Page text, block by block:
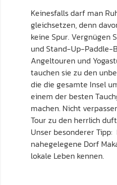
Keinesfalls darf man
gleichsetzen, denn
keine Spur. Vergnügen
und Stand-Up-Paddle-
Angeltouren und
tauchen sie zu den
die die gesamte Insel
einem der besten
machen. Nicht
Tour zu den herrlich
Unser besonderer Tipp:
nahegelegene Dorf
lokale Leben kennen.